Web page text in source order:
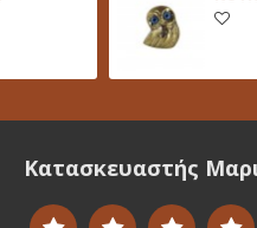
Κατασκευαστής